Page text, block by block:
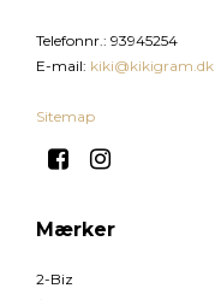
Telefonnr. : 93945254
E-mail: kiki@kikigram.dk
Sitemap
Mærker
2-Biz